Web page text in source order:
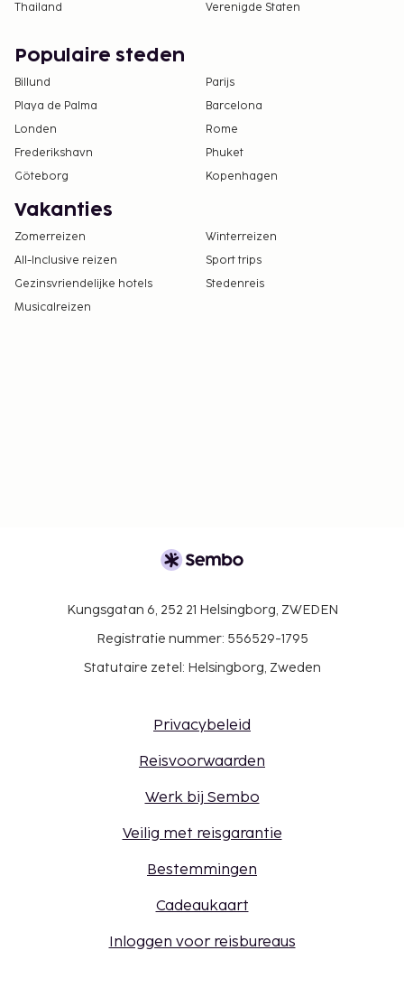
Thailand
Verenigde Staten
Populaire steden
Billund
Parijs
Playa de Palma
Barcelona
Londen
Rome
Frederikshavn
Phuket
Göteborg
Kopenhagen
Vakanties
Zomerreizen
Winterreizen
All-Inclusive reizen
Sport trips
Gezinsvriendelijke hotels
Stedenreis
Musicalreizen
Kungsgatan 6, 252 21 Helsingborg, ZWEDEN
Registratie nummer: 556529-1795
Statutaire zetel: Helsingborg, Zweden
Privacybeleid
Reisvoorwaarden
Werk bij Sembo
Veilig met reisgarantie
Bestemmingen
Cadeaukaart
Inloggen voor reisbureaus